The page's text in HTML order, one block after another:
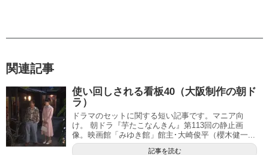
関連記事
使い回しされる看板40（大阪制作の朝ド
ラ）
ドラマのセットに関する短い記事です。マニア向
け。 朝ドラ『芋たこなんきん』第113回の静止画
像。映画館「みゆき館」館主･大崎俊平（櫻木健一...
記事を読む